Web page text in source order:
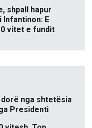
shpall hapur
Infantinon: E
vitet e fundit
nga shtetësia
Presidenti